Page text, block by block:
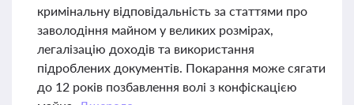
кримінальну відповідальність за статтями про
заволодіння майном у великих розмірах,
легалізацію доходів та використання
підроблених документів. Покарання може сягати
до 12 років позбавлення волі з конфіскацією